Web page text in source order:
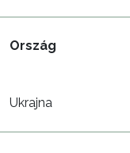
Ország
Ukrajna